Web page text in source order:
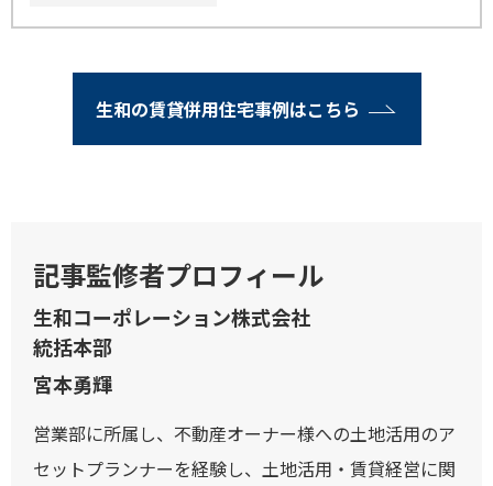
生和の賃貸併用住宅事例はこちら
記事監修者プロフィール
生和コーポレーション株式会社
統括本部
宮本勇輝
営業部に所属し、不動産オーナー様への土地活用のア
セットプランナーを経験し、土地活用・賃貸経営に関